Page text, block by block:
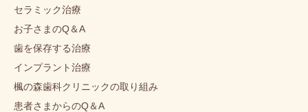
セラミック治療
お子さまのQ＆A
歯を保存する治療
インプラント治療
楓の森歯科クリニックの取り組み
患者さまからのQ＆A